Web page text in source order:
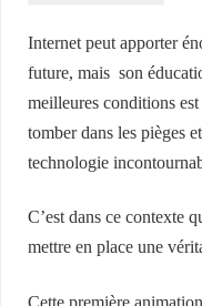
Internet peut apporter
future, mais son
meilleures conditions
tomber dans les pièges
technologie
C’est dans ce contexte
mettre en place une